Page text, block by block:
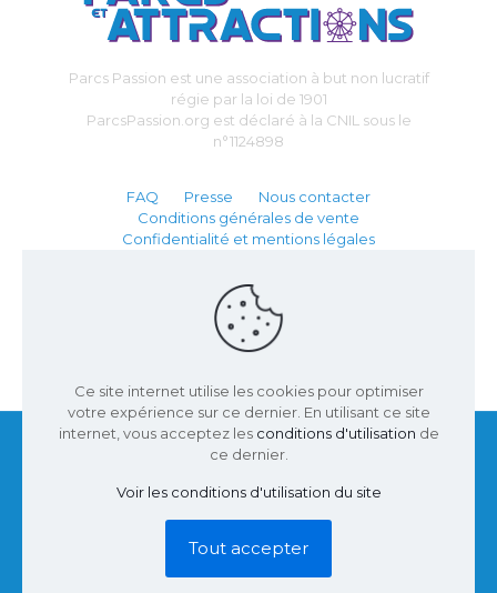
Parcs Passion est une association à but non lucratif
régie par la loi de 1901
ParcsPassion.org est déclaré à la CNIL sous le
n°1124898
FAQ Presse
Nous contacter
Conditions générales de vente
Confidentialité et mentions légales
© 2002 - 2026 Parcs Passion | Site conçu parInuveo
Tous droits réservés.
Ce site internet utilise les cookies pour optimiser
votre expérience sur ce dernier. En utilisant ce site
internet, vous acceptez les conditions d'utilisation de
ce dernier.
Voir les conditions d'utilisation du site
Tout accepter